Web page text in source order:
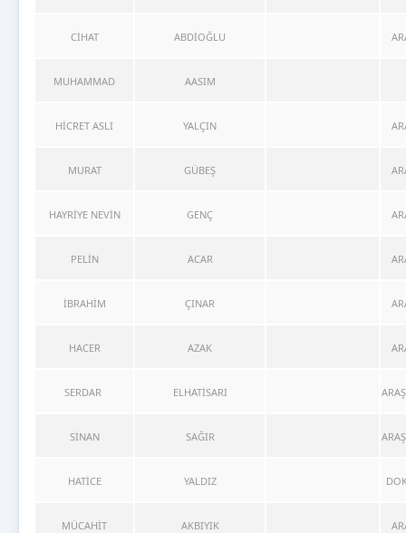
CİHAT ABDİOĞLU
MUHAMMAD AASIM
HİCRET ASLI YALÇIN
MURAT GÜBEŞ
HAYRİYE NEVİN GENÇ
PELİN ACAR
İBRAHİM ÇINAR
HACER AZAK
SERDAR ELHATİSARI
SİNAN SAĞIR
HATİCE YALDIZ
MÜCAHİT AKBIYIK